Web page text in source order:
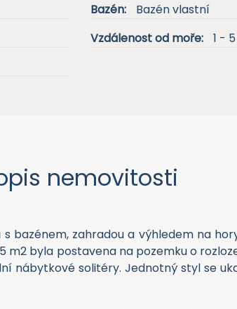
Bazén:
Bazén vlastní
Vzdálenost od moře:
1 -
nemovitosti
bazénem, zahradou a výhledem na
m2 byla postavena na pozemku o
nábytkové solitéry. Jednotný styl se